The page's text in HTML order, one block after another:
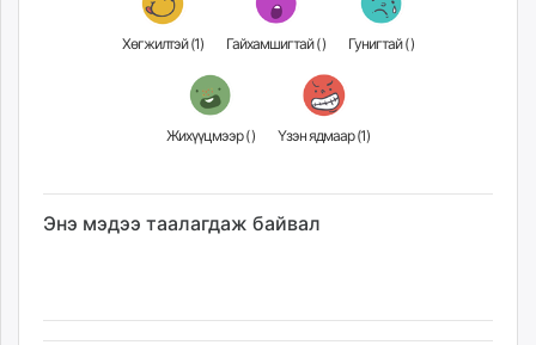
Хөгжилтэй (1) Гайхамшигтай () Гунигтай ()
Жихүүцмээр () Үзэн ядмаар (1)
Энэ мэдээ таалагдаж байвал